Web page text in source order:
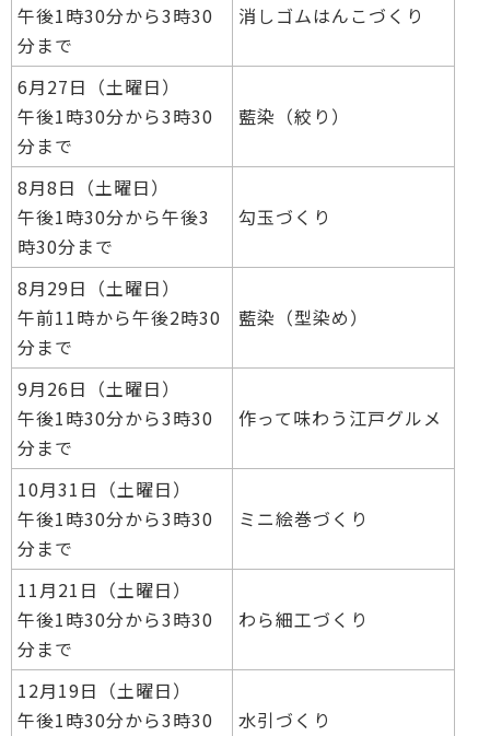
午後1時30分から3時30
分まで
消しゴムはんこづくり
6月27日（土曜日）
午後1時30分から3時30
分まで
藍染（絞り）
8月8日（土曜日）
午後1時30分から午後3
時30分まで
勾玉づくり
8月29日（土曜日）
午前11時から午後2時30
分まで
藍染（型染め）
9月26日（土曜日）
午後1時30分から3時30
分まで
作って味わう江戸グルメ
10月31日（土曜日）
午後1時30分から3時30
分まで
ミニ絵巻づくり
11月21日（土曜日）
午後1時30分から3時30
分まで
わら細工づくり
12月19日（土曜日）
午後1時30分から3時30
水引づくり